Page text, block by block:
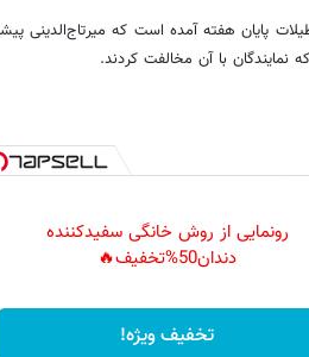
پایان هفته آمده است که میرتاج‌الدینی
نمایندگان با آن مخالفت کردند.
رونمایی از روش خانگی سفیدکننده
دندان50%تخفیف🔥
تخفیف ویژه!